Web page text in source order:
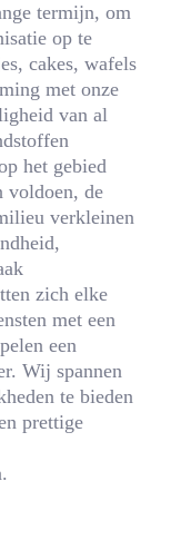
termijn, om
op te
cakes, wafels
met onze
van al
het gebied
voldoen, de
verkleinen
zich elke
met een
een
Wij spannen
te bieden
prettige